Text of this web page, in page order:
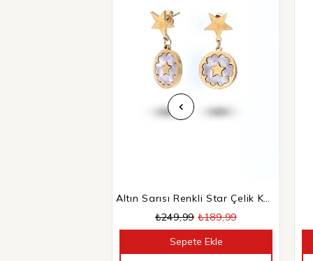
Altın Sarısı Renkli Star Çelik Küpe
₺189,99
₺249,99
Sepete Ekle